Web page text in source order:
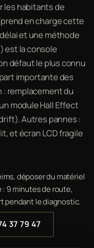
les habitants de
en charge cette
et une méthode
est la console
défaut le plus connu
importante des
: remplacement du
module Hall Effect
Autres pannes :
et écran LCD fragile
déposer du matériel
9 minutes de route,
pendant le diagnostic.
37 79 47